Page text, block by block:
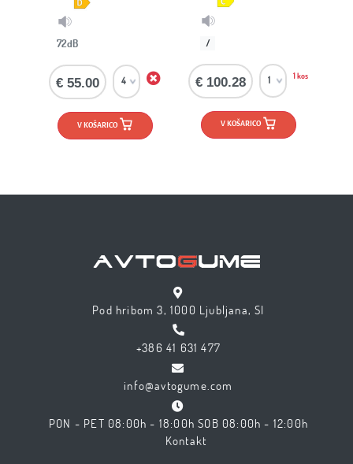
€ 55.00
V KOŠARICO
€ 100.28 1 kos
V KOŠARICO
Pod hribom 3, 1000 Ljubljana, SI
+386 41 631 477
info@avtogume.com
PON - PET 08:00h - 18:00h SOB 08:00h - 12:00h
Kontakt